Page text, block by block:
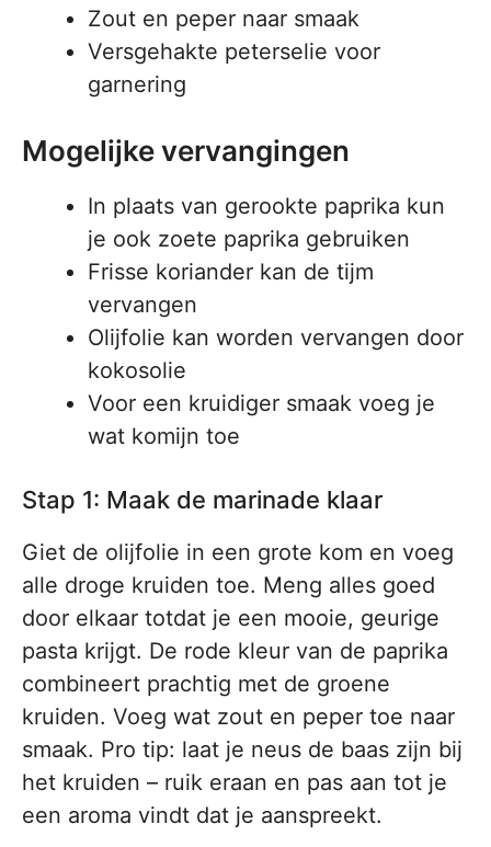
Zout en peper naar smaak
Versgehakte peterselie voor
garnering
Mogelijke vervangingen
In plaats van gerookte paprika kun
je ook zoete paprika gebruiken
Frisse koriander kan de tijm
vervangen
Olijfolie kan worden vervangen door
kokosolie
Voor een kruidiger smaak voeg je
wat komijn toe
Stap 1: Maak de marinade klaar
Giet de olijfolie in een grote kom en voeg
alle droge kruiden toe. Meng alles goed
door elkaar totdat je een mooie, geurige
pasta krijgt. De rode kleur van de paprika
combineert prachtig met de groene
kruiden. Voeg wat zout en peper toe naar
smaak. Pro tip: laat je neus de baas zijn bij
het kruiden – ruik eraan en pas aan tot je
een aroma vindt dat je aanspreekt.